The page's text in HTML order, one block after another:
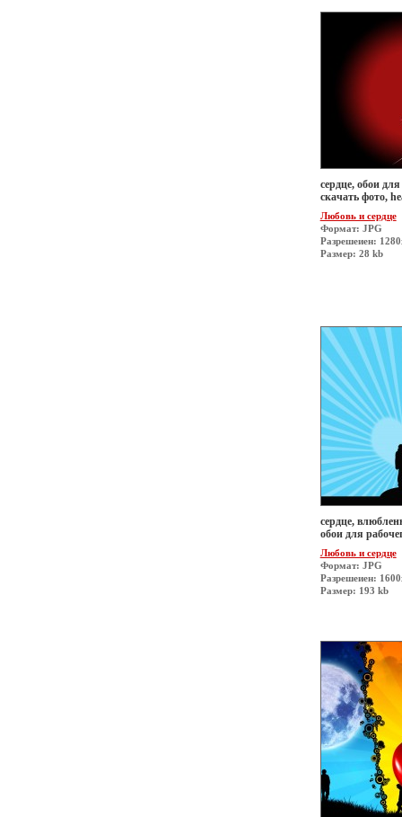
сердце, обои
скачать фото,
Любовь и сердце
Формат: JPG
Разрешеиен:
Размер: 28 kb
сердце,
обои для
Любовь и сердце
Формат: JPG
Разрешеиен:
Размер: 193 kb